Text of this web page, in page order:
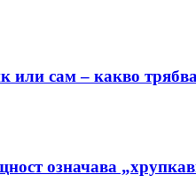
или сам – какво
означава